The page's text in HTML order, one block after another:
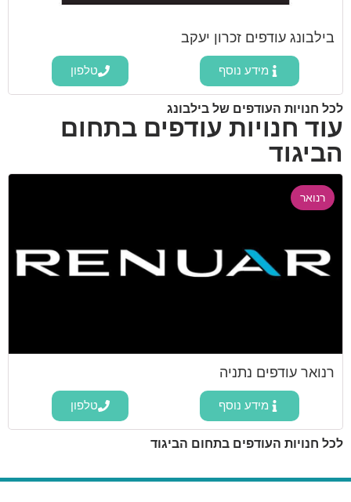
בילבונג עודפים זכרון יעקב
מידע נוסף טלפון
לכל חנויות העודפים של בילבונג
עוד חנויות עודפים בתחום
הביגוד
רנואר
רנואר עודפים נתניה
מידע נוסף טלפון
לכל חנויות העודפים בתחום הביגוד